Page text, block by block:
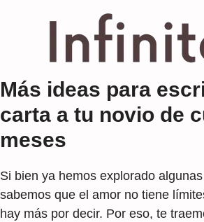
Más ideas para
carta a tu novio de
meses
Si bien ya hemos explorado
sabemos que el amor no tiene
hay más por decir. Por eso, te